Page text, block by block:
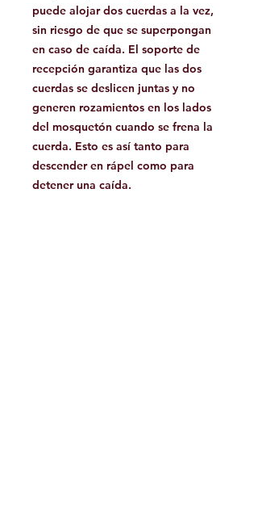
puede alojar dos cuerdas a la vez,
sin riesgo de que se superpongan
en caso de caída. El soporte de
recepción garantiza que las dos
cuerdas se deslicen juntas y no
generen rozamientos en los lados
del mosquetón cuando se frena la
cuerda. Esto es así tanto para
descender en rápel como para
detener una caída.